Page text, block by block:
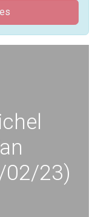
02/23)